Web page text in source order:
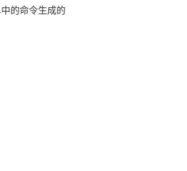
的命令生成的